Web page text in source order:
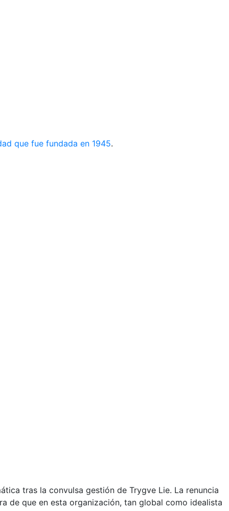
que fue fundada en 1945.
tras la convulsa gestión de Trygve Lie. La renuncia
de que en esta organización, tan global como idealista